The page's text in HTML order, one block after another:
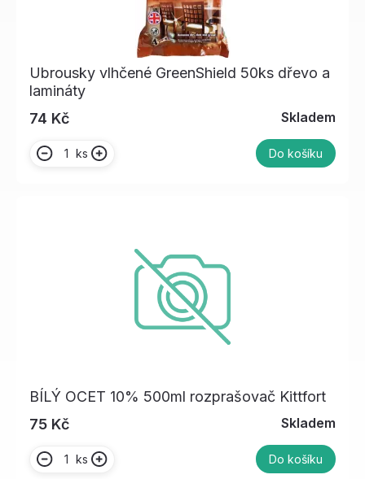
Ubrousky vlhčené GreenShield 50ks dřevo a
lamináty
74 Kč
Skladem
ks Do košíku
BÍLÝ OCET 10% 500ml rozprašovač Kittfort
75 Kč
Skladem
ks Do košíku